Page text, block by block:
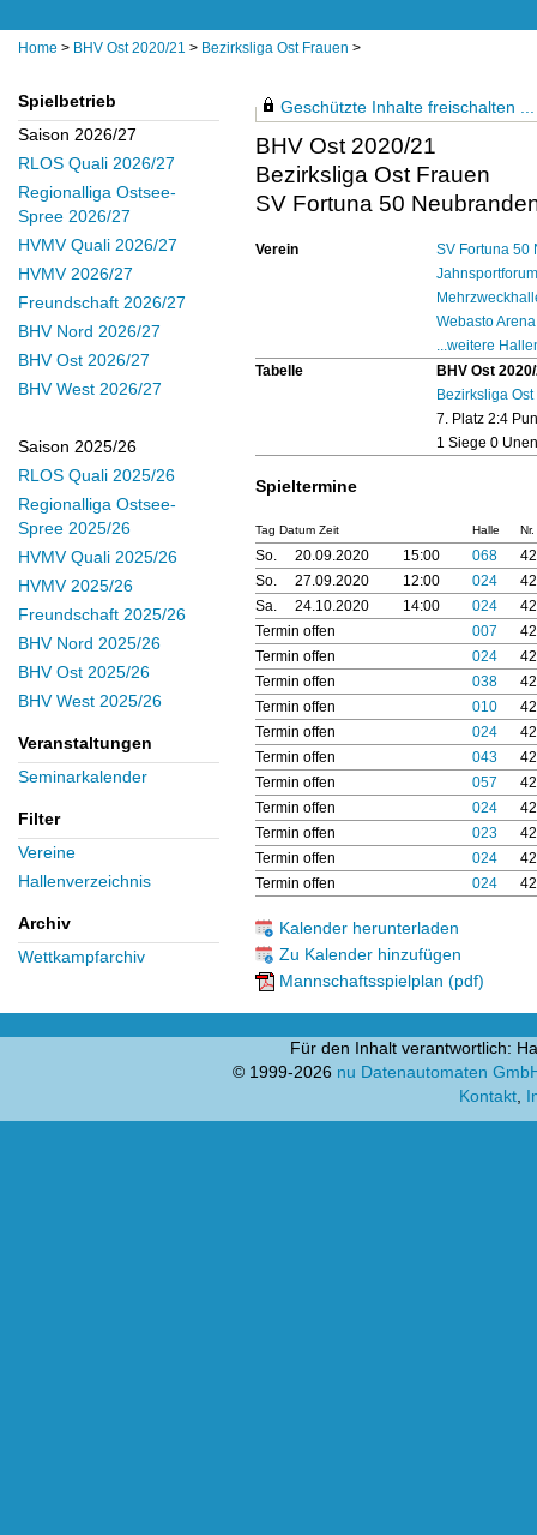
Home > BHV Ost 2020/21 > Bezirksliga Ost Frauen >
Spielbetrieb
Saison 2026/27
RLOS Quali 2026/27
Regionalliga Ostsee-
Spree 2026/27
HVMV Quali 2026/27
HVMV 2026/27
Freundschaft 2026/27
BHV Nord 2026/27
BHV Ost 2026/27
BHV West 2026/27
Saison 2025/26
RLOS Quali 2025/26
Regionalliga Ostsee-
Spree 2025/26
HVMV Quali 2025/26
HVMV 2025/26
Freundschaft 2025/26
BHV Nord 2025/26
BHV Ost 2025/26
BHV West 2025/26
Veranstaltungen
Seminarkalender
Filter
Vereine
Hallenverzeichnis
Archiv
Wettkampfarchiv
Geschützte Inhalte freischalten ...
BHV Ost 2020/21
Bezirksliga Ost Frauen
SV Fortuna 50
Verein
SV Fortuna 50
Webasto
...weitere
Tabelle
BHV Ost
Bezirksliga
7. Platz 2:4
1 Siege 0
Spieltermine
Tag Datum Zeit Halle Nr.
So. 20.09.2020 15:00 068
So.
27.09.2020 12:00 024
Sa.
24.10.2020 14:00 024
Termin offen
007
Termin offen
024
Termin offen
038
Termin offen
010
Termin offen
024
Termin offen
043
Termin offen
057
Termin offen
024
Termin offen
023
Termin offen
024
Termin offen
024
Kalender herunterladen
Zu Kalender hinzufügen
Mannschaftsspielplan (pdf)
Für den Inhalt verantwortlich:
© 1999-2026 nu Datenautomaten
Kontakt,